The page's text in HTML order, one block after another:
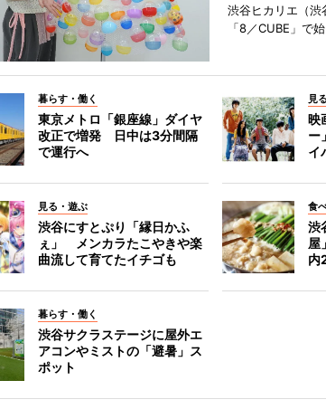
渋谷ヒカリエ（
「8／CUBE」で始
暮らす・働く
東京メトロ「銀座線」ダイヤ
改正で増発 日中は3分間隔
で運行へ
見
映
ー
イ
見る・遊ぶ
渋谷にすとぷり「縁日かふ
ぇ」 メンカラたこやきや楽
曲流して育てたイチゴも
食
渋
屋
内
暮らす・働く
渋谷サクラステージに屋外エ
アコンやミストの「避暑」ス
ポット